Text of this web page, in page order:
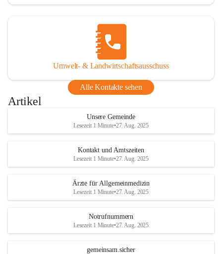
Umwelt- & Landwirtschaftsausschuss
Alle Kontakte sehen
Artikel
Unsere Gemeinde
Lesezeit 1 Minute•27. Aug. 2025
Kontakt und Amtszeiten
Lesezeit 1 Minute•27. Aug. 2025
Ärzte für Allgemeinmedizin
Lesezeit 1 Minute•27. Aug. 2025
Notrufnummern
Lesezeit 1 Minute•27. Aug. 2025
gemeinsam.sicher